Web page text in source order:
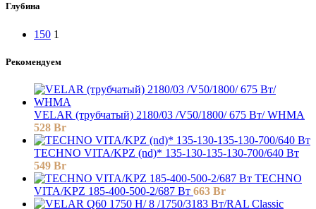
Глубина
150 1
Рекомендуем
VELAR (трубчатый) 2180/03 /V50/1800/ 675 Bт/ WHMA
528 Br
TECHNO VITA/KPZ (nd)* 135-130-135-130-700/640 Вт
549 Br
TECHNO
VITA/KPZ 185-400-500-2/687 Вт 663 Br